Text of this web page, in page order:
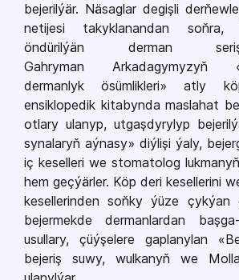
bejerilýär. Näsaglar degişli
netijesi ta­kyklanandan soňra,
öndürilýän derman
Gahryman Arkadagymyzyň
dermanlyk ösümlikle­ri» atly
ensiklopedik kitabynda maslahat
otlary ulanyp, utgaşdyrylyp
synalaryň aýnasy» diýlişi ýaly,
iç keselleri we stomato­log
hem geçýärler. Köp deri kesellerini
kesellerinden soň­ky ýüze çykýan
bejermekde dermanlardan
usullary, çüýşelere gaplanylan
bejeriş suwy, wulkanyň we